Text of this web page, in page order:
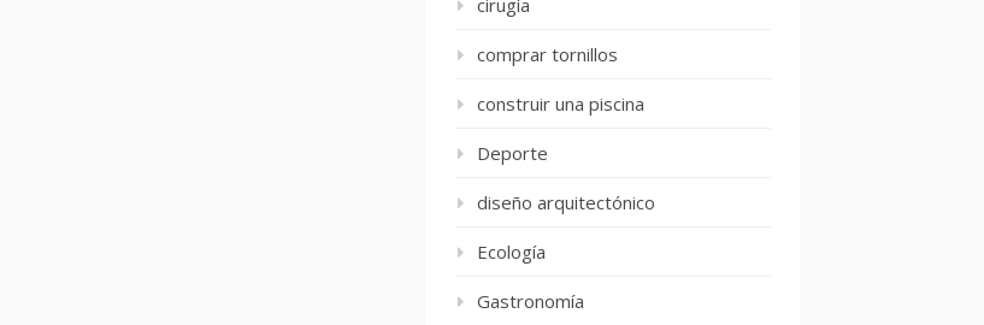
cirugía
comprar tornillos
construir una piscina
Deporte
diseño arquitectónico
Ecología
Gastronomía